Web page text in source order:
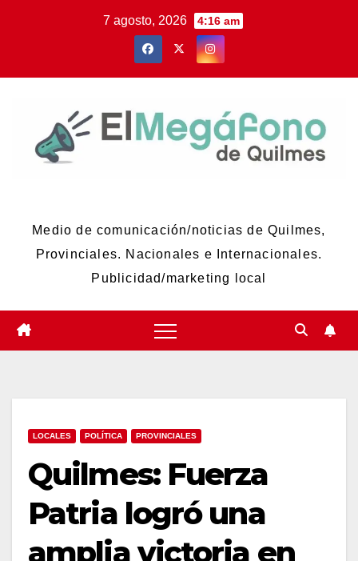
7 agosto, 2026 4:16 am
Medio de comunicación/noticias de Quilmes,
Provinciales. Nacionales e Internacionales.
Publicidad/marketing local
LOCALES POLÍTICA PROVINCIALES
Quilmes: Fuerza
Patria logró una
amplia victoria en